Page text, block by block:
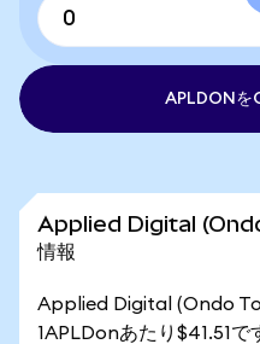
APLDONを
Applied Digital
情報
Applied Digital (Ondo
1APLDonあたり$41.51